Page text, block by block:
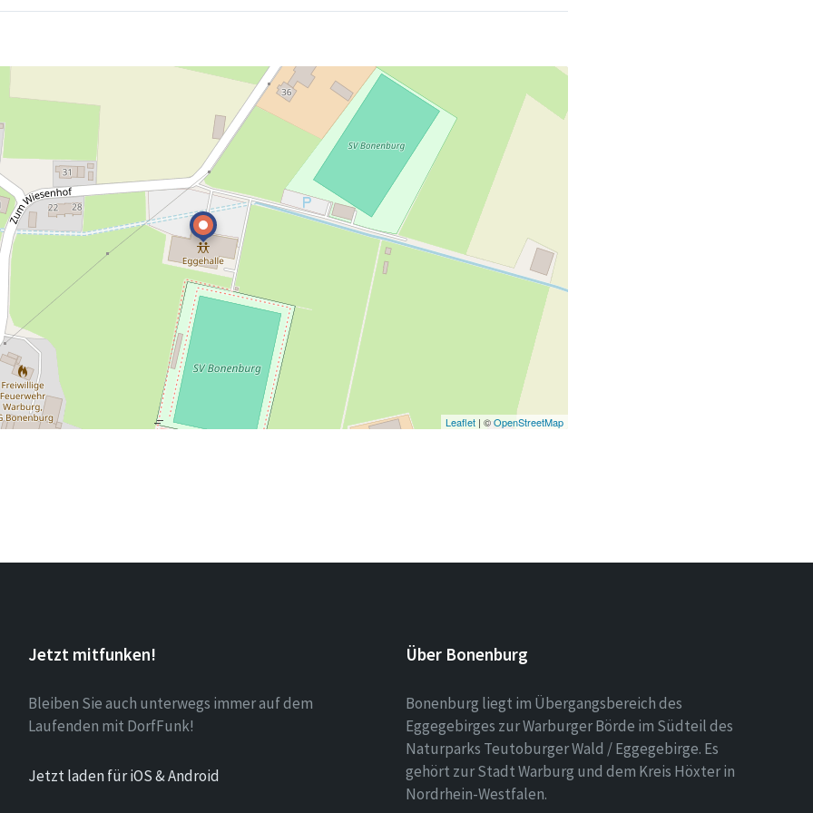
Leaflet| ©OpenStreetMap
Jetzt mitfunken!
Bleiben Sie auch unterwegs immer auf dem
Laufenden mit DorfFunk!
Jetzt laden für iOS & Android
Über Bonenburg
Bonenburg liegt im Übergangsbereich des
Eggegebirges zur Warburger Börde im Südteil des
Naturparks Teutoburger Wald / Eggegebirge. Es
gehört zur Stadt Warburg und dem Kreis Höxter in
Nordrhein-Westfalen.